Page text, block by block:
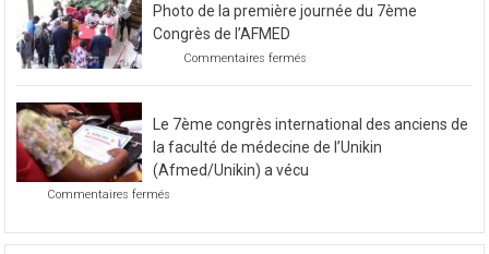
prochain
de
2021
Photo de la première journée du 7ème
Congrès de l’AFMED
Commentaires fermés
première
journée
7ème
l’AFMED
Le 7ème congrès international des anciens de
la faculté de médecine de l’Unikin
(Afmed/Unikin) a vécu
Commentaires fermés
congrès